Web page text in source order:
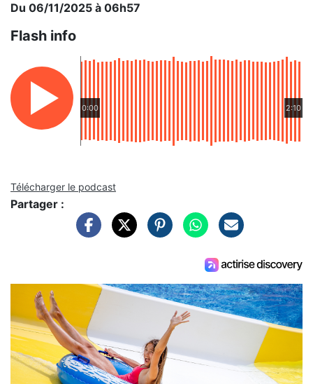
Du 06/11/2025 à 06h57
Flash info
0:00 2:10
Télécharger le podcast
Partager :